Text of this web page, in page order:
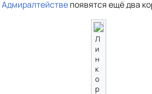
Адмиралтействе появятся ещё два
Л
и
н
к
о
р